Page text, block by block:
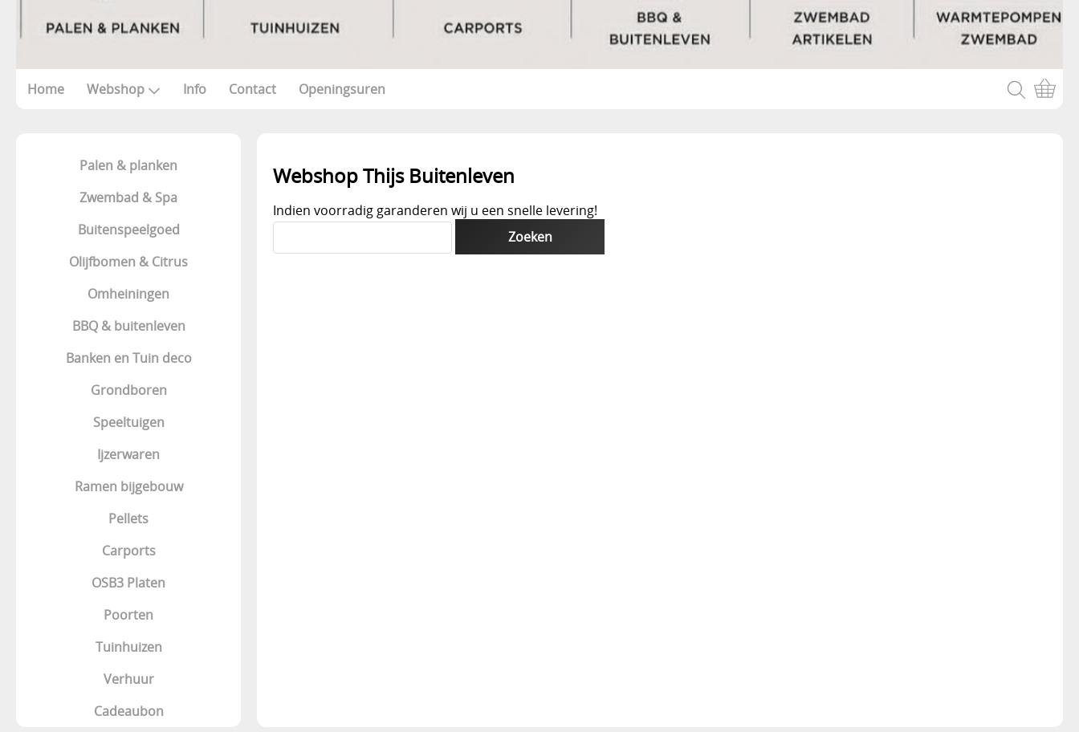
Home Webshop Info Contact Openingsuren
Palen & planken
Zwembad & Spa
Buitenspeelgoed
Olijfbomen & Citrus
Omheiningen
BBQ & buitenleven
Banken en Tuin deco
Grondboren
Speeltuigen
Ijzerwaren
Ramen bijgebouw
Pellets
Carports
OSB3 Platen
Poorten
Tuinhuizen
Verhuur
Cadeaubon
Webshop Thijs Buitenleven
Indien voorradig garanderen wij u een snelle levering!